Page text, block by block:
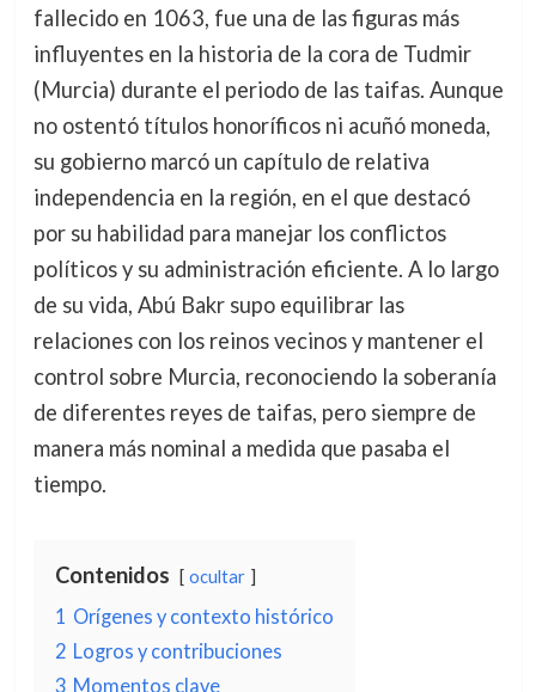
fallecido en 1063, fue una de las figuras más
influyentes en la historia de la cora de Tudmir
(Murcia) durante el periodo de las taifas. Aunque
no ostentó títulos honoríficos ni acuñó moneda,
su gobierno marcó un capítulo de relativa
independencia en la región, en el que destacó
por su habilidad para manejar los conflictos
políticos y su administración eficiente. A lo largo
de su vida, Abú Bakr supo equilibrar las
relaciones con los reinos vecinos y mantener el
control sobre Murcia, reconociendo la soberanía
de diferentes reyes de taifas, pero siempre de
manera más nominal a medida que pasaba el
tiempo.
Contenidos ocultar
1 Orígenes y contexto histórico
2 Logros y contribuciones
3 Momentos clave